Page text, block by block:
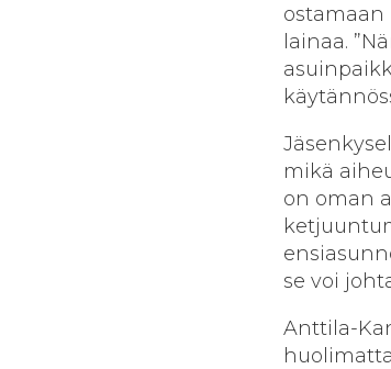
lainaa.
mikä
on oman
se voi
Anttila-